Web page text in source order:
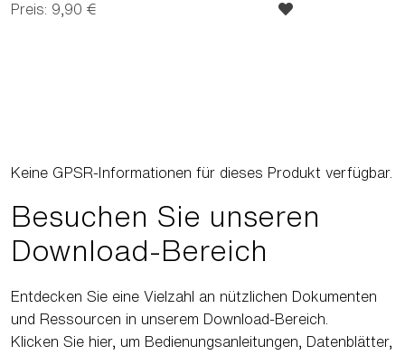
Preis: 9,90 €
Keine GPSR-Informationen für dieses Produkt verfügbar.
Besuchen Sie unseren
Download-Bereich
Entdecken Sie eine Vielzahl an nützlichen Dokumenten
und Ressourcen in unserem Download-Bereich.
Klicken Sie hier, um Bedienungsanleitungen, Datenblätter,